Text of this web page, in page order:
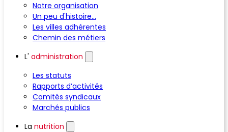
Notre organisation
Un peu d'histoire...
Les villes adhérentes
Chemin des métiers
L' administration
Les statuts
Rapports d’activités
Comités syndicaux
Marchés publics
La nutrition